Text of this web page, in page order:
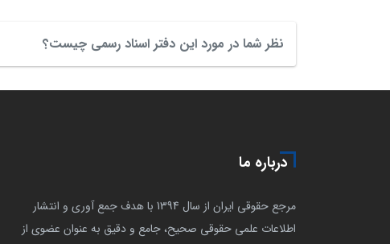
نظر شما در مورد این دفتر اسناد رسمی چیست؟
درباره ما
مرجع حقوقی ایران از سال 1394 با هدف جمع آوری و انتشار
اطلاعات علمی حقوقی صحیح، جامع و دقیق به عنوان عضوی از